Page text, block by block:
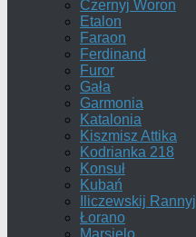
Czernyj Woron
Etalon
Faraon
Ferdinand
Furor
Gała
Garmonia
Katalonia
Kiszmisz Attika
Kodrianka 218
Konsuł
Kubań
Iliczewskij Rannyj
Łorano
Marsielo